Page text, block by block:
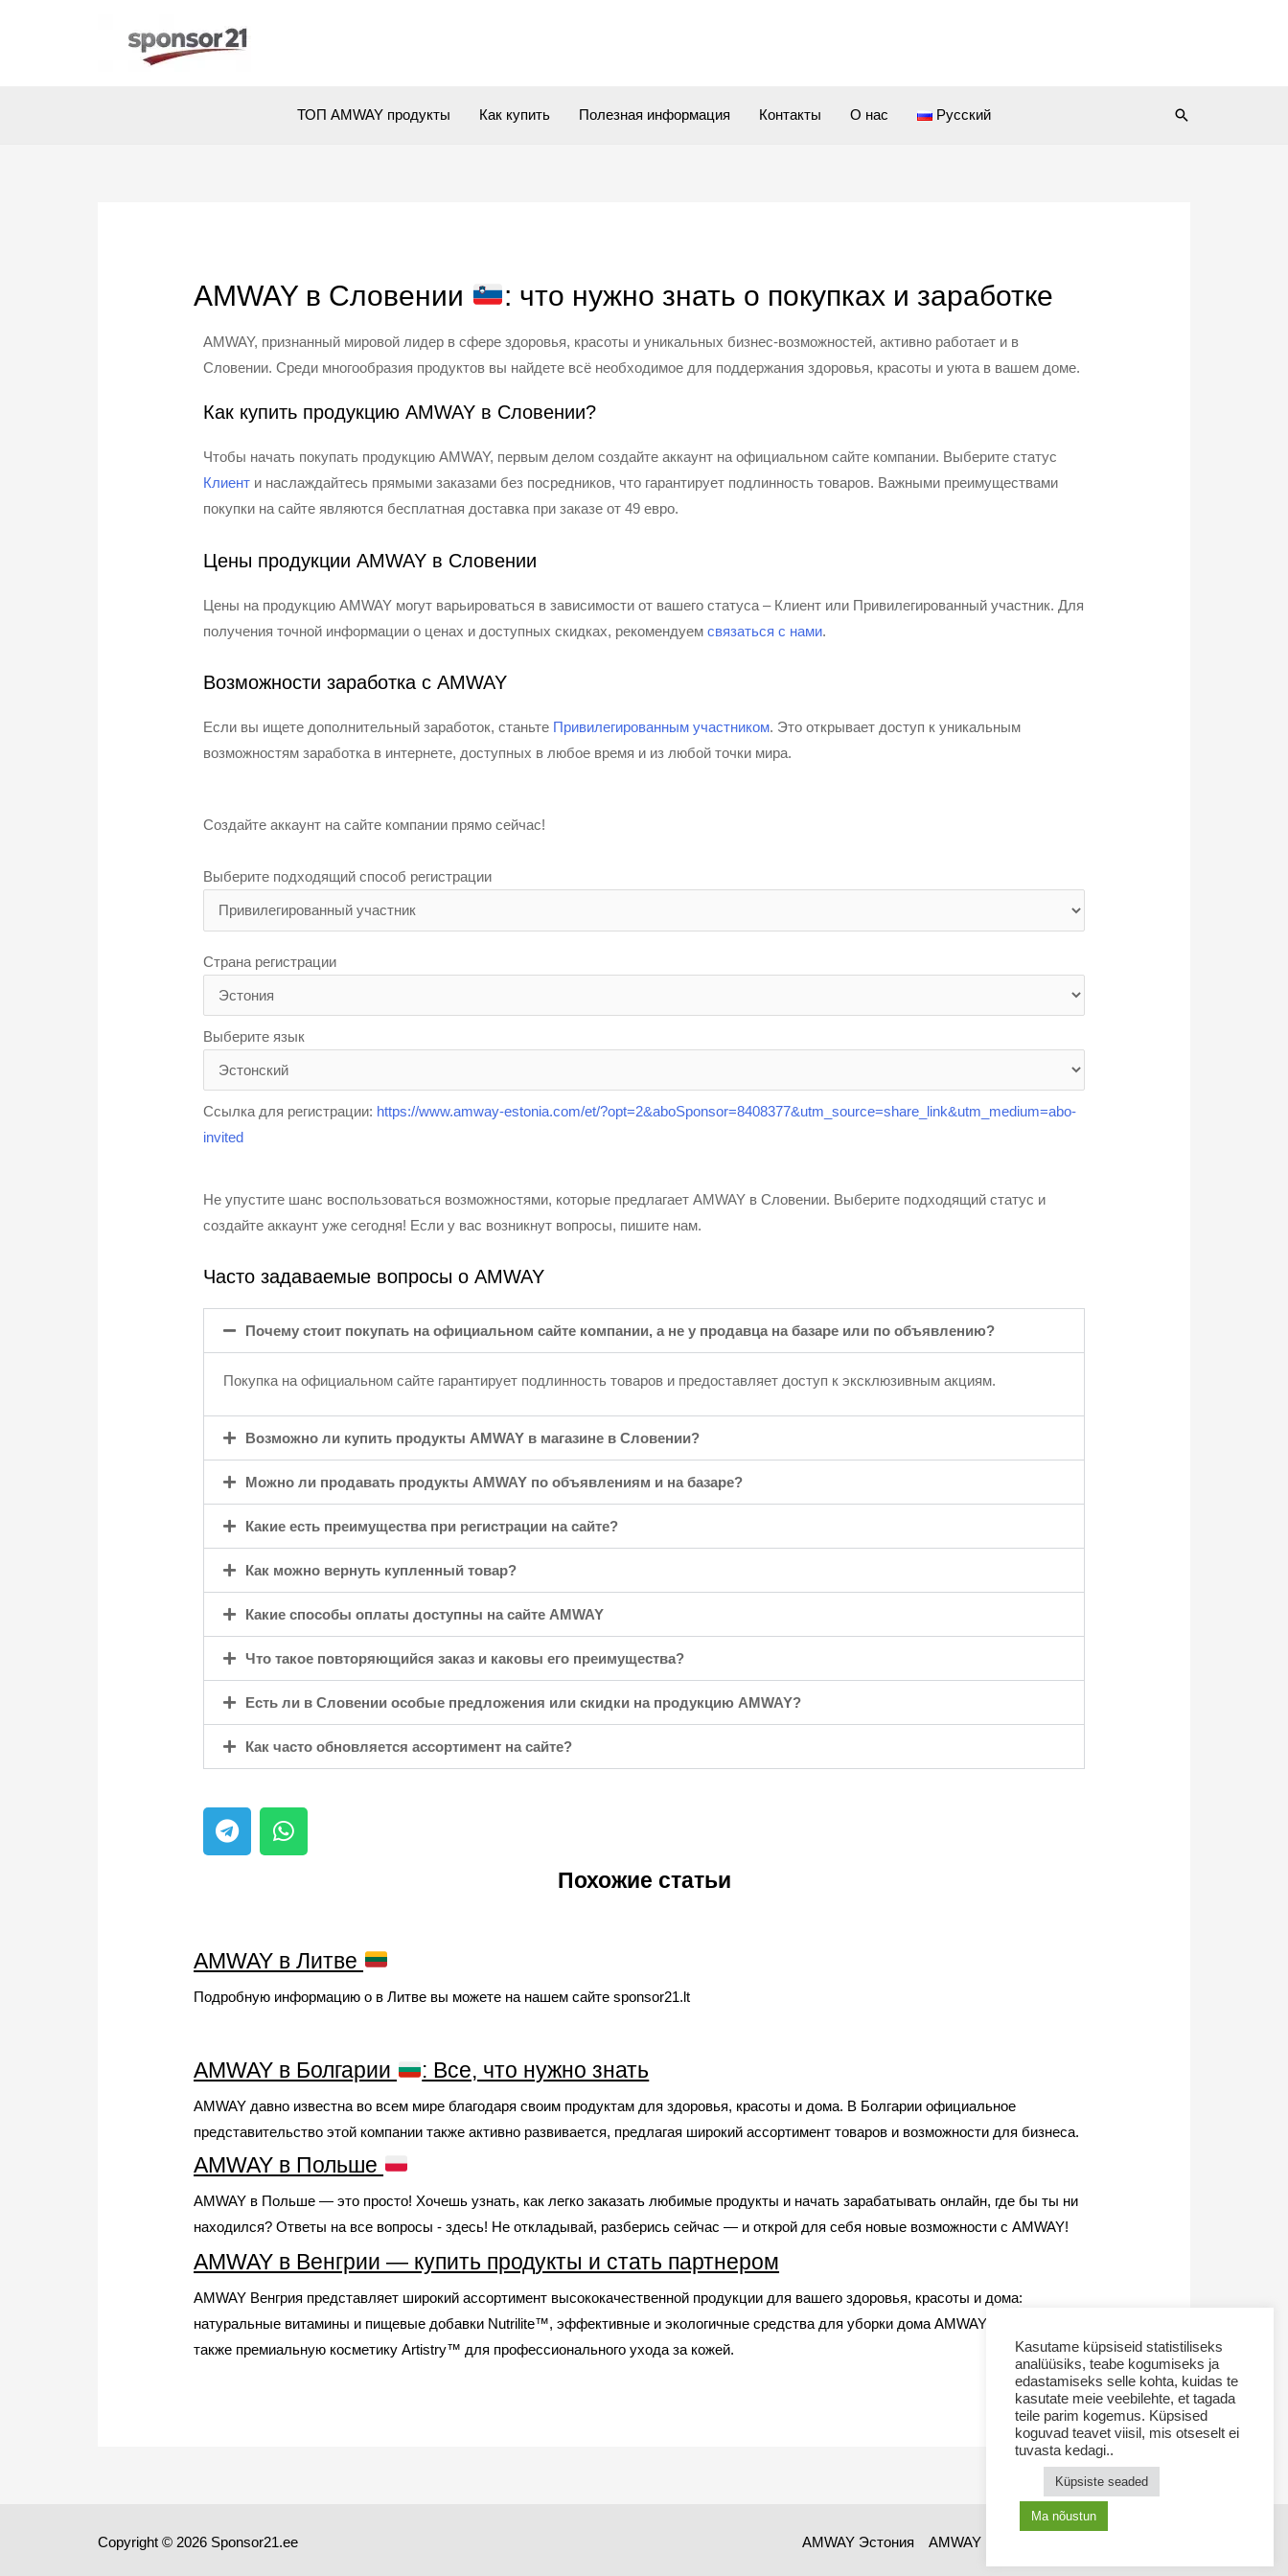
ТОП AMWAY продукты Как купить Полезная информация Контакты О нас Русский
AMWAY в Словении : что нужно знать о покупках и заработке
AMWAY, признанный мировой лидер в сфере здоровья, красоты и уникальных бизнес-возможностей, активно работает и в
Словении. Среди многообразия продуктов вы найдете всё необходимое для поддержания здоровья, красоты и уюта в вашем доме.
Как купить продукцию AMWAY в Словении?
Чтобы начать покупать продукцию AMWAY, первым делом создайте аккаунт на официальном сайте компании. Выберите статус
Клиент и наслаждайтесь прямыми заказами без посредников, что гарантирует подлинность товаров. Важными преимуществами
покупки на сайте являются бесплатная доставка при заказе от 49 евро.
Цены продукции AMWAY в Словении
Цены на продукцию AMWAY могут варьироваться в зависимости от вашего статуса – Клиент или Привилегированный участник. Для
получения точной информации о ценах и доступных скидках, рекомендуемсвязаться с нами.
Возможности заработка с AMWAY
Если вы ищете дополнительный заработок, станьте Привилегированным участником. Это открывает доступ к уникальным
возможностям заработка в интернете, доступных в любое время и из любой точки мира.
Создайте аккаунт на сайте компании прямо сейчас!
Выберите подходящий способ регистрации
Страна регистрации
Выберите язык
Ссылка для регистрации: https://www.amway-estonia.com/et/?opt=2&aboSponsor=8408377&utm_source=share_link&utm_medium=abo-
invited
Не упустите шанс воспользоваться возможностями, которые предлагает AMWAY в Словении. Выберите подходящий статус и
создайте аккаунт уже сегодня! Если у вас возникнут вопросы, пишите нам.
Часто задаваемые вопросы о AMWAY
Почему стоит покупать на официальном сайте компании, а не у продавца на базаре или по объявлению?
Покупка на официальном сайте гарантирует подлинность товаров и предоставляет доступ к эксклюзивным акциям.
Возможно ли купить продукты AMWAY в магазине в Словении?
Можно ли продавать продукты AMWAY по объявлениям и на базаре?
Какие есть преимущества при регистрации на сайте?
Как можно вернуть купленный товар?
Какие способы оплаты доступны на сайте AMWAY
Что такое повторяющийся заказ и каковы его преимущества?
Есть ли в Словении особые предложения или скидки на продукцию AMWAY?
Как часто обновляется ассортимент на сайте?
Похожие статьи
AMWAY в Литве
Подробную информацию о в Литве вы можете на нашем сайте sponsor21.lt
AMWAY в Болгарии : Все, что нужно знать
AMWAY давно известна во всем мире благодаря своим продуктам для здоровья, красоты и дома. В Болгарии официальное
представительство этой компании также активно развивается, предлагая широкий ассортимент товаров и возможности для бизнеса.
AMWAY в Польше
AMWAY в Польше — это просто! Хочешь узнать, как легко заказать любимые продукты и начать зарабатывать онлайн, где бы ты ни
находился? Ответы на все вопросы - здесь! Не откладывай, разберись сейчас — и открой для себя новые возможности с AMWAY!
AMWAY в Венгрии — купить продукты и стать партнером
AMWAY Венгрия представляет широкий ассортимент высококачественной продукции для вашего здоровья, красоты и дома:
натуральные витамины и пищевые добавки Nutrilite™, эффективные и экологичные средства для уборки дома AMWAY Home™, а
также премиальную косметику Artistry™ для профессионального ухода за кожей.
Copyright © 2026 Sponsor21.ee AMWAY Эстония AMWAY продукты
Kasutame küpsiseid statistiliseks
analüüsiks, teabe kogumiseks ja
edastamiseks selle kohta, kuidas te
kasutate meie veebilehte, et tagada
teile parim kogemus. Küpsised
koguvad teavet viisil, mis otseselt ei
tuvasta kedagi..
Küpsiste seaded
Ma nõustun